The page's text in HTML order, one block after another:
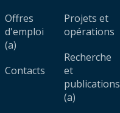
Offres
d'emploi
(a)
Contacts
Projets et
opérations
Recherche
et
publications
(a)